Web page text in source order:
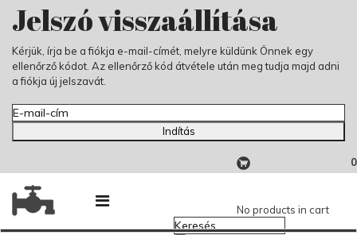
Jelszó visszaállítása
Kérjük, írja be a fiókja e-mail-címét, melyre küldünk Önnek egy
ellenőrző kódot. Az ellenőrző kód átvétele után meg tudja majd adni
a fiókja új jelszavát.
Indítás
0
No products in cart